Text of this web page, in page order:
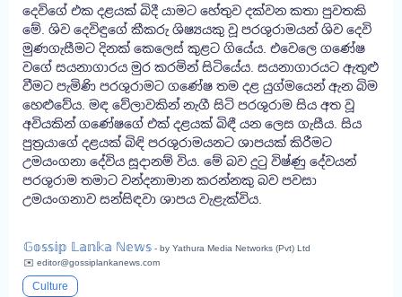
දෙවිගේ එක දළයක් බිදී යාමට හේතුව දක්වන කතා පුවතකි
මේ. ශිව දෙවිඳුගේ කීකරු ශිෂ්‍යයකු වූ පරශුරාමයන් ශිව දෙවි
මුණගැසීමට දිනක් කෙලෙස් කුළට ගියේය. එවෙලෙ ගණේෂ
වගේ සයනාගාරය මුර කරමින් සිටියේය. සයනාගාරයට ඇතුළු
වීමට පැමිණි පරශුරාමට ගණේෂ තම දළ යුග්මයෙන් ඇන බිම
හෙළුවේය. මඳ වේලාවකින් නැගී සිටි පරශුරාම සිය අත වූ
අවියකින් ගණේෂගේ එක් දළයක් බිඳී යන ලෙස ගැසීය. සිය
පුත්‍රයාගේ දළයක් බිඳි පරශුරාමයනට ශාපයක් කිරීමට
උමයංගනා දේවිය සූදානම් විය. මේ බව දුටු විෂ්ණු දේවයන්
පරශුරාම තමාට වන්දනාමාන කරන්නකු බව පවසා
උමයංගනාව සන්සිඳවා ශාපය වැළැක්විය.
𝔾𝕠𝕤𝕤𝕚𝕡 𝕃𝕒𝕟𝕜𝕒 ℕ𝕖𝕨𝕤 - by Yathura Media Networks (Pvt) Ltd
✉️ editor@gossiplankanews.com
Culture